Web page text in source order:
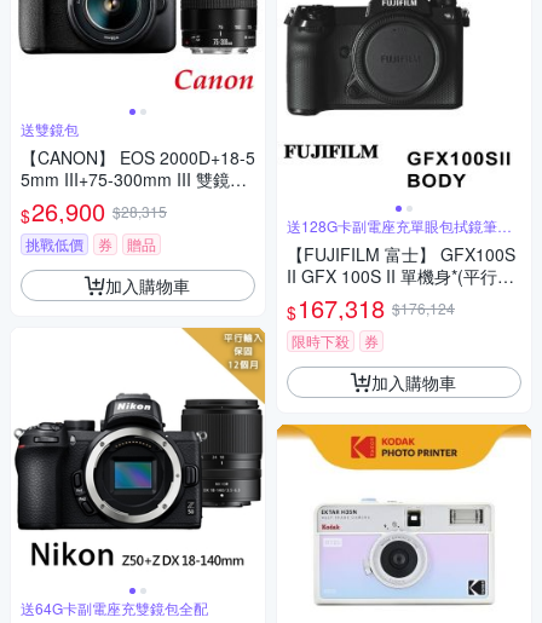
送雙鏡包
【CANON】 EOS 2000D+18-5
5mm III+75-300mm III 雙鏡組*
(中文平輸)
$26,900 $28,315
挑戰低價
券 贈品
加入購物車
送64G卡副電座充雙鏡包全配
送128G卡副電座充單眼包拭鏡筆背
帶
【FUJIFILM 富士】 GFX100S
II GFX 100S II 單機身*(平行輸
入)
$167,318 $176,124
限時下殺
券
加入購物車